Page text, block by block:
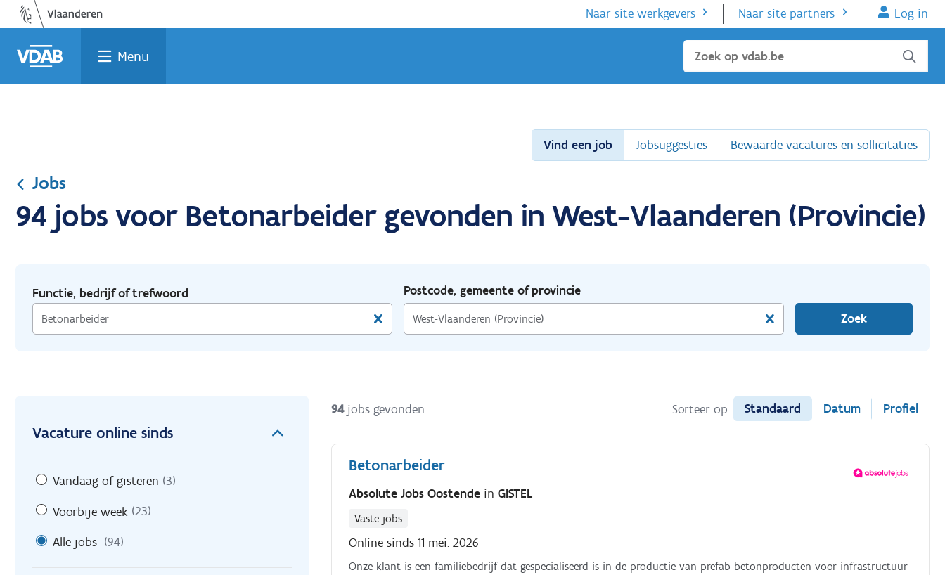
Ga
naar
de
inhoud
Vind
een
job
Vind
een
opleiding
Welke
job
past
bij
Terug
naar
home
Naar site werkgevers Naar site partners Log in
Menu Sluiten
Vind een job Jobsuggesties Bewaarde vacatures en sollicitaties
Jobs
94 jobs voor Betonarbeider gevonden in West-Vlaanderen (Provincie)
Functie, bedrijf of trefwoord
Postcode, gemeente of provincie
Zoek
Vacature online sinds
Vandaag of gisteren (3)
Voorbije week (23)
Alle jobs (94)
94 jobs gevonden Sorteer op Standaard Datum Profiel
Betonarbeider
Absolute Jobs Oostende inGISTEL
Vaste jobs
Online sinds 11 mei. 2026
Onze klant is een familiebedrijf dat gespecialiseerd is in de productie van prefab betonproducten voor infrastructuur